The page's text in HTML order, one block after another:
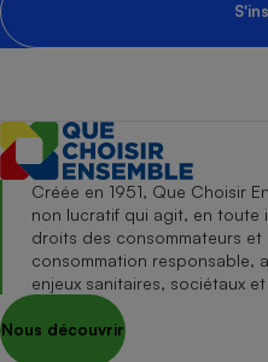
Créée en 1951, Que Choisir
non lucratif qui agit, en toute
droits des consommateurs
consommation responsable,
enjeux sanitaires, sociétaux
Nous découvrir